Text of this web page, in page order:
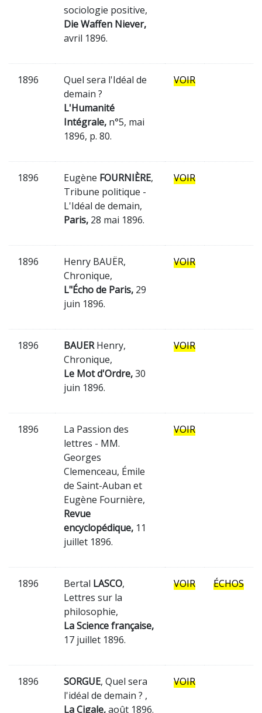
sociologie positive,
Die Waffen Niever,
avril 1896.
1896
Quel sera l'Idéal de
demain ?
L'Humanité
Intégrale, n°5, mai
1896, p. 80.
VOIR
1896 Eugène FOURNIÈRE,
Tribune politique -
L'Idéal de demain,
Paris, 28 mai 1896.
VOIR
1896
Henry BAUËR,
Chronique,
L"Écho de Paris, 29
juin 1896.
VOIR
1896 BAUERHenry,
Chronique,
Le Mot d'Ordre,30
juin 1896.
VOIR
1896
La Passion des
lettres - MM.
Georges
Clemenceau, Émile
de Saint-Auban et
Eugène Fournière,
Revue
encyclopédique, 11
juillet 1896.
VOIR
1896 Bertal LASCO,
Lettres sur la
philosophie,
La Science française,
17 juillet 1896.
VOIR ÉCHOS
1896 SORGUE, Quel sera
l'idéal de demain ? ,
La Cigale,août 1896.
VOIR